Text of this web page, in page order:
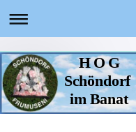
H O G
Schöndorf
im Banat